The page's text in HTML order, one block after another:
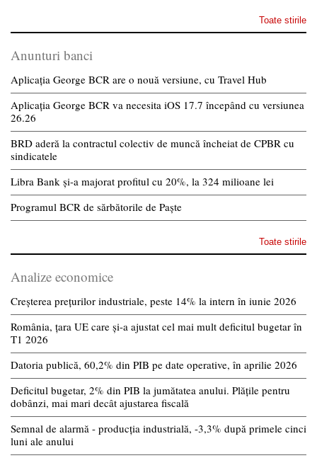
Toate stirile
Anunturi banci
Aplicația George BCR are o nouă versiune, cu Travel Hub
Aplicația George BCR va necesita iOS 17.7 începând cu versiunea
26.26
BRD aderă la contractul colectiv de muncă încheiat de CPBR cu
sindicatele
Libra Bank și-a majorat profitul cu 20%, la 324 milioane lei
Programul BCR de sărbătorile de Paște
Toate stirile
Analize economice
Creșterea prețurilor industriale, peste 14% la intern în iunie 2026
România, țara UE care și-a ajustat cel mai mult deficitul bugetar în
T1 2026
Datoria publică, 60,2% din PIB pe date operative, în aprilie 2026
Deficitul bugetar, 2% din PIB la jumătatea anului. Plățile pentru
dobânzi, mai mari decât ajustarea fiscală
Semnal de alarmă - producția industrială, -3,3% după primele cinci
luni ale anului